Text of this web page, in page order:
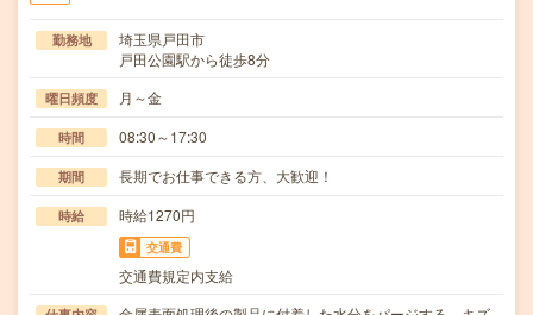
勤務地
埼玉県戸田市
戸田公園駅から徒歩8分
曜日頻度 月～金
時間 08:30～17:30
期間 長期でお仕事できる方、大歓迎！
時給 時給1270円
交通費
交通費規定内支給